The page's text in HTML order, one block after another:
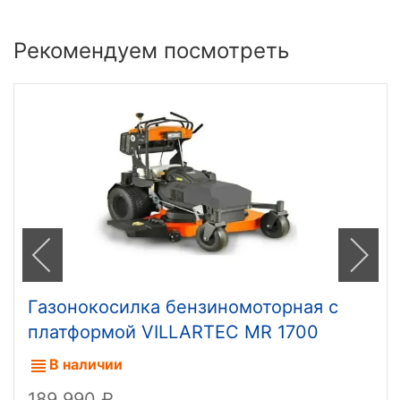
Рекомендуем посмотреть
Газонокосилка бензиномоторная с
платформой VILLARTEC MR 1700
Stand-On
В наличии